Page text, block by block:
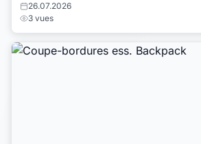
26.07.2026
3 vues